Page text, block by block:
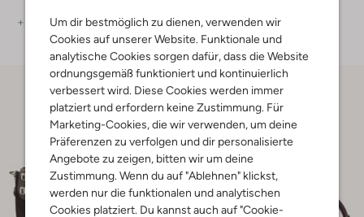
Um dir bestmöglich zu dienen, verwenden wir
Cookies auf unserer Website. Funktionale und
analytische Cookies sorgen dafür, dass die Website
ordnungsgemäß funktioniert und kontinuierlich
verbessert wird. Diese Cookies werden immer
platziert und erfordern keine Zustimmung. Für
Marketing-Cookies, die wir verwenden, um deine
Präferenzen zu verfolgen und dir personalisierte
Angebote zu zeigen, bitten wir um deine
Zustimmung. Wenn du auf "Ablehnen" klickst,
werden nur die funktionalen und analytischen
Cookies platziert. Du kannst auch auf "Cookie-
+ mehr farben + mehr farben